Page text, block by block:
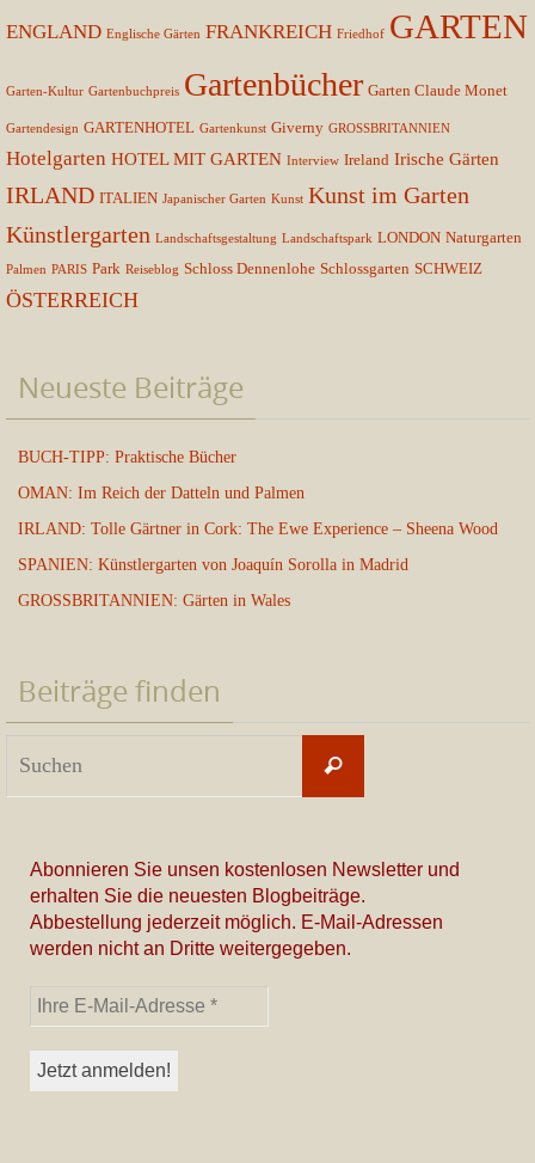
ENGLAND Englische Gärten FRANKREICH Friedhof GARTEN
Garten-Kultur Gartenbuchpreis Gartenbücher Garten Claude Monet
Gartendesign GARTENHOTEL Gartenkunst Giverny GROSSBRITANNIEN
Hotelgarten HOTEL MIT GARTEN Interview Ireland Irische Gärten
IRLAND ITALIEN Japanischer Garten Kunst Kunst im Garten
Künstlergarten Landschaftsgestaltung Landschaftspark LONDON Naturgarten
Palmen PARIS Park Reiseblog Schloss Dennenlohe Schlossgarten SCHWEIZ
ÖSTERREICH
Neueste Beiträge
BUCH-TIPP: Praktische Bücher
OMAN: Im Reich der Datteln und Palmen
IRLAND: Tolle Gärtner in Cork: The Ewe Experience – Sheena Wood
SPANIEN: Künstlergarten von Joaquín Sorolla in Madrid
GROSSBRITANNIEN: Gärten in Wales
Beiträge finden
Suchen
Abonnieren Sie unsen kostenlosen Newsletter und
erhalten Sie die neuesten Blogbeiträge.
Abbestellung jederzeit möglich. E-Mail-Adressen
werden nicht an Dritte weitergegeben.